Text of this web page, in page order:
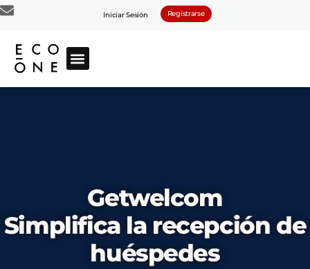
Iniciar Sesión Registrarse
Getwelcom
Simplifica la recepción de
huéspedes